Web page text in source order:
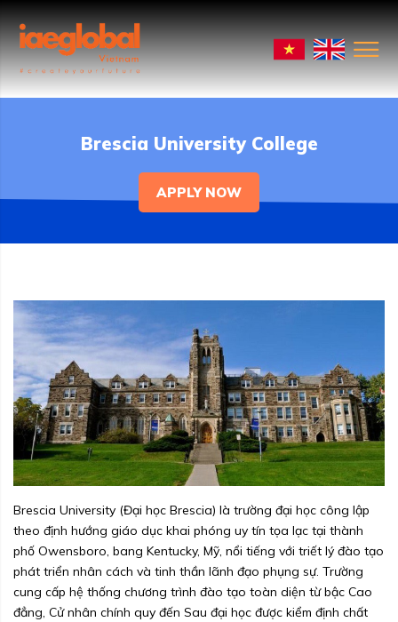
Brescia University College
APPLY NOW
Brescia University (Đại học Brescia) là trường đại học công lập
theo định hướng giáo dục khai phóng uy tín tọa lạc tại thành
phố Owensboro, bang Kentucky, Mỹ, nổi tiếng với triết lý đào tạo
phát triển nhân cách và tinh thần lãnh đạo phụng sự. Trường
cung cấp hệ thống chương trình đào tạo toàn diện từ bậc Cao
đẳng, Cử nhân chính quy đến Sau đại học được kiểm định chất